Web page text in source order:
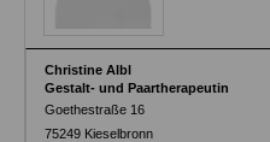
Christine Albl
Gestalt- und Paartherapeutin
Goethestraße 16
75249 Kieselbronn